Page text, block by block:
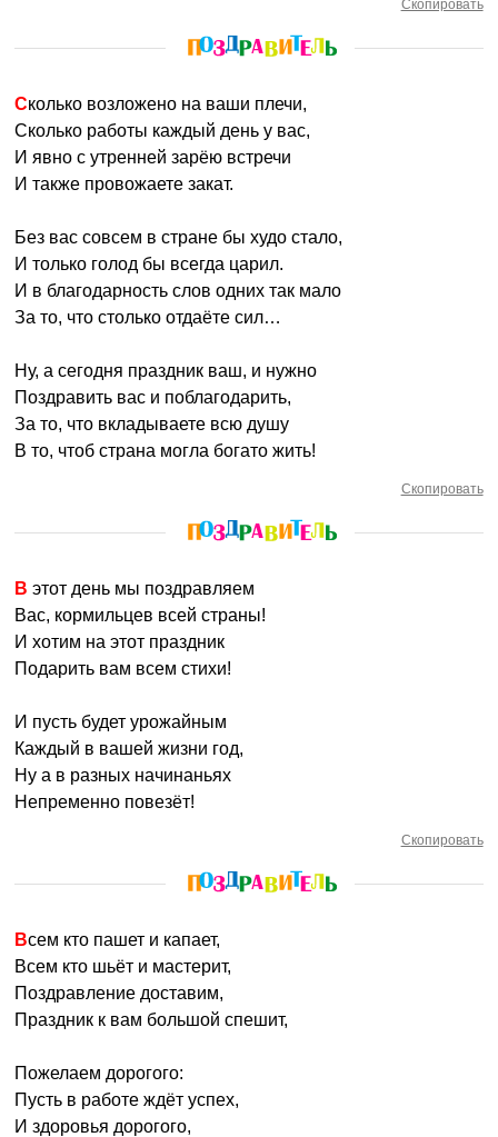
Скопировать
Сколько возложено на ваши плечи,
Сколько работы каждый день у вас,
И явно с утренней зарёю встречи
И также провожаете закат.
Без вас совсем в стране бы худо стало,
И только голод бы всегда царил.
И в благодарность слов одних так мало
За то, что столько отдаёте сил…
Ну, а сегодня праздник ваш, и нужно
Поздравить вас и поблагодарить,
За то, что вкладываете всю душу
В то, чтоб страна могла богато жить!
Скопировать
В этот день мы поздравляем
Вас, кормильцев всей страны!
И хотим на этот праздник
Подарить вам всем стихи!
И пусть будет урожайным
Каждый в вашей жизни год,
Ну а в разных начинаньях
Непременно повезёт!
Скопировать
Всем кто пашет и капает,
Всем кто шьёт и мастерит,
Поздравление доставим,
Праздник к вам большой спешит,
Пожелаем дорогого:
Пусть в работе ждёт успех,
И здоровья дорогого,